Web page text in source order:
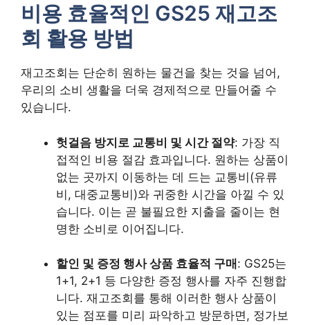
비용 효율적인 GS25 재고조
회 활용 방법
재고조회는 단순히 원하는 물건을 찾는 것을 넘어,
우리의 소비 생활을 더욱 경제적으로 만들어줄 수
있습니다.
헛걸음 방지로 교통비 및 시간 절약: 가장 직
접적인 비용 절감 효과입니다. 원하는 상품이
없는 곳까지 이동하는 데 드는 교통비(유류
비, 대중교통비)와 귀중한 시간을 아낄 수 있
습니다. 이는 곧 불필요한 지출을 줄이는 현
명한 소비로 이어집니다.
할인 및 증정 행사 상품 효율적 구매 : GS25는
1+1, 2+1 등 다양한 증정 행사를 자주 진행합
니다. 재고조회를 통해 이러한 행사 상품이
있는 점포를 미리 파악하고 방문하면, 정가보